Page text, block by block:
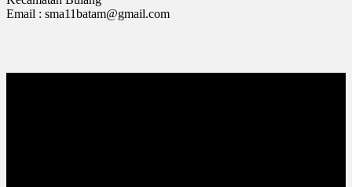
Email : sma11batam@gmail.com